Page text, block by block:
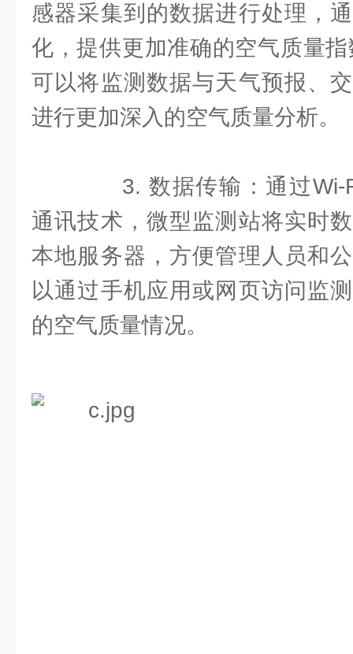
感器采集到的数据进行处理，
化，提供更加准确的空气质量
可以将监测数据与天气预报、
进行更加深入的空气质量分析。
3. 数据传输：通过Wi-
通讯技术，微型监测站将实时
本地服务器，方便管理人员和
以通过手机应用或网页访问监
的空气质量情况。